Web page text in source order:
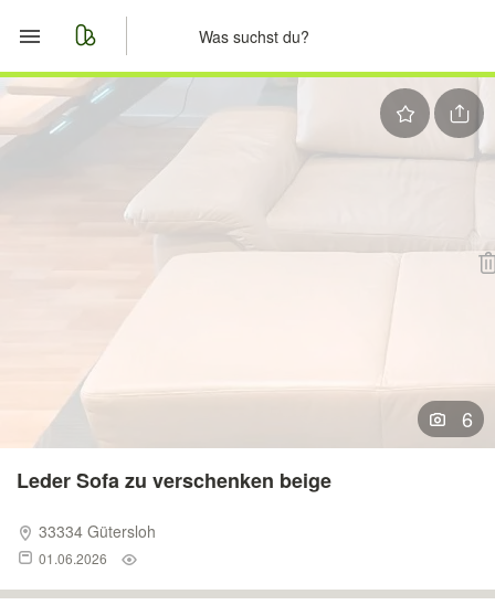
Start
Nachrichten
Anzeige aufgeben
6
Leder Sofa zu verschenken beige
33334 Gütersloh
01.06.2026